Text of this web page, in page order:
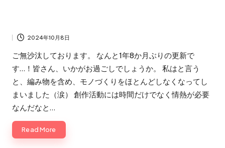
2024年10月8日
ご無沙汰しております。 なんと1年8か月ぶりの更新で
す…！皆さん、いかがお過ごしでしょうか。 私はと言う
と、編み物を含め、モノづくりをほとんどしなくなってし
まいました（涙） 創作活動には時間だけでなく情熱が必要
なんだなと…
Read More